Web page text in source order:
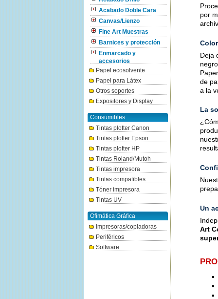
Acabado Doble Cara
Canvas/Lienzo
Fine Art Muestras
Barnices y protección
Enmarcado y
accesorios
Papel ecosolvente
Papel para Látex
Otros soportes
Expositores y Display
Consumibles
Tintas plotter Canon
Tintas plotter Epson
Tintas plotter HP
Tintas Roland/Mutoh
Tintas impresora
Tintas compatibles
Tóner impresora
Tintas UV
Ofimática Gráfica
Impresoras/copiadoras
Periféricos
Software
por
Deja
de
a la
La
Un
Art